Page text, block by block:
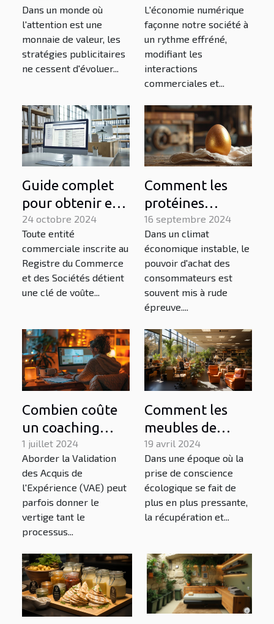
géantes
transforment-
elles la publicité
moderne ?
Dans un monde où
l'attention est une
monnaie de valeur, les
stratégies publicitaires
ne cessent d'évoluer...
l'économie
numérique
L'économie numérique
façonne notre société à
un rythme effréné,
modifiant les
interactions
commerciales et...
Guide complet
pour obtenir et
comprendre
l'extrait Kbis en
ligne
24 octobre 2024
Toute entité
commerciale inscrite au
Registre du Commerce
et des Sociétés détient
une clé de voûte...
Comment les
protéines
économiques
comme l'œuf
bénéficient en
temps de crise
financière
16 septembre 2024
Dans un climat
économique instable, le
pouvoir d'achat des
consommateurs est
souvent mis à rude
épreuve....
Combien coûte
un coaching
pour la
Validation des
Acquis de
l'Expérience
1 juillet 2024
Aborder la Validation
des Acquis de
l'Expérience (VAE) peut
parfois donner le
vertige tant le
processus...
Comment les
meubles de
bureau
d'occasion
contribuent-ils à
la réduction de
l'empreinte
19 avril 2024
Dans une époque où la
prise de conscience
écologique se fait de
plus en plus pressante,
la récupération et...